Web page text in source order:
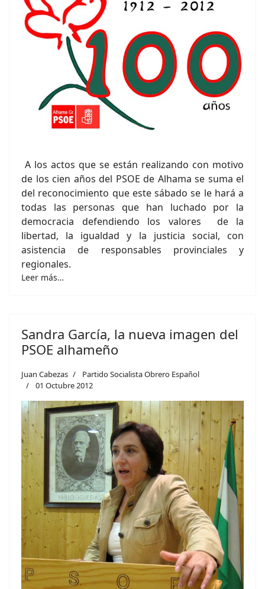
A los actos que se están realizando con motivo
de los cien años del PSOE de Alhama se suma el
del reconocimiento que este sábado se le hará a
todas las personas que han luchado por la
democracia defendiendo los valores de la
libertad, la igualdad y la justicia social, con
asistencia de responsables provinciales y
regionales.
Leer más…
Sandra García, la nueva imagen del
PSOE alhameño
Juan Cabezas
Partido Socialista Obrero Español
01 Octubre 2012